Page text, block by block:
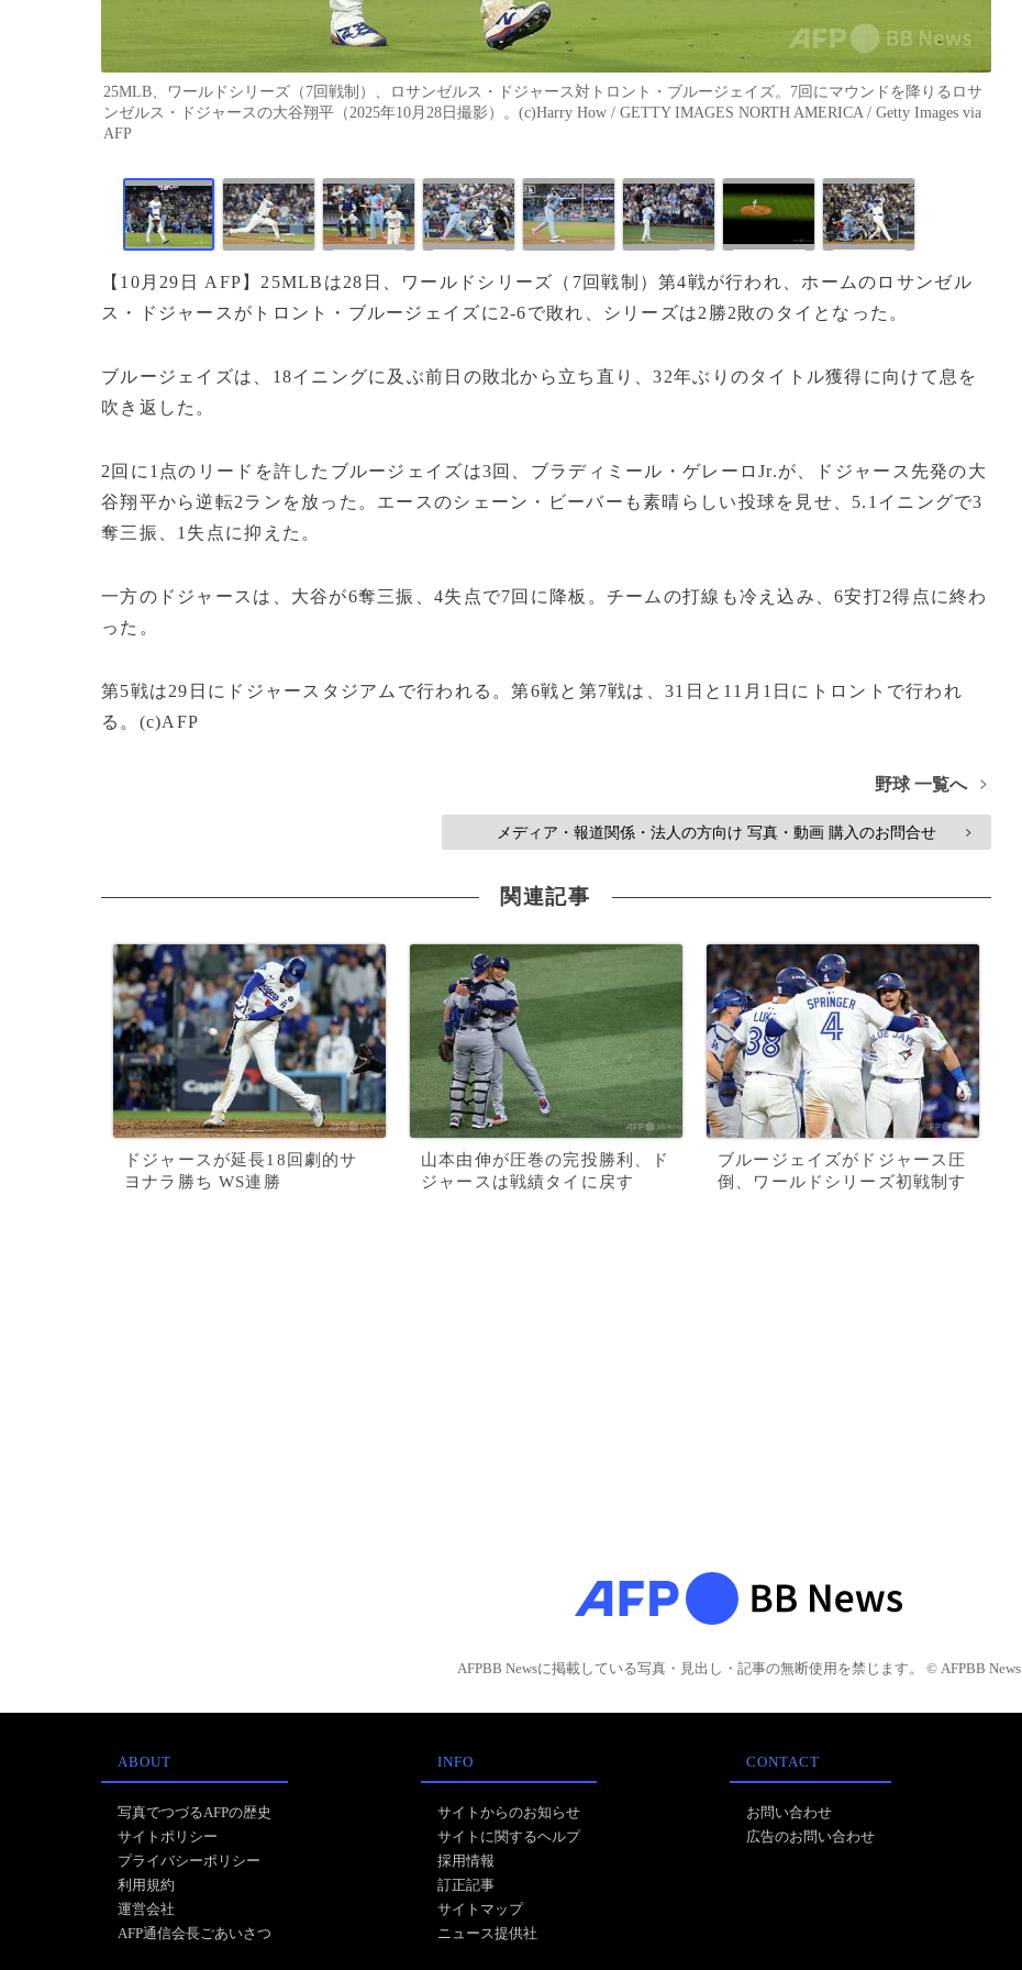
25MLB、ワールドシリーズ（7回戦制）、ロサンゼルス・ドジャース対トロント・ブルージェイズ。7回にマウンドを降りるロサ
ンゼルス・ドジャースの大谷翔平（2025年10月28日撮影）。(c)Harry How / GETTY IMAGES NORTH AMERICA / Getty Images via
AFP
【10月29日 AFP】25MLBは28日、ワールドシリーズ（7回戦制）第4戦が行われ、ホームのロサンゼル
ス・ドジャースがトロント・ブルージェイズに2-6で敗れ、シリーズは2勝2敗のタイとなった。
ブルージェイズは、18イニングに及ぶ前日の敗北から立ち直り、32年ぶりのタイトル獲得に向けて息を
吹き返した。
2回に1点のリードを許したブルージェイズは3回、ブラディミール・ゲレーロJr.が、ドジャース先発の大
谷翔平から逆転2ランを放った。エースのシェーン・ビーバーも素晴らしい投球を見せ、5.1イニングで3
奪三振、1失点に抑えた。
一方のドジャースは、大谷が6奪三振、4失点で7回に降板。チームの打線も冷え込み、6安打2得点に終わ
った。
第5戦は29日にドジャースタジアムで行われる。第6戦と第7戦は、31日と11月1日にトロントで行われ
る。(c)AFP
野球 一覧へ >
メディア・報道関係・法人の方向け 写真・動画 購入のお問合せ >
関連記事
ドジャースが延長18回劇的サ
ヨナラ勝ち WS連勝
山本由伸が圧巻の完投勝利、ド
ジャースは戦績タイに戻す
ブルージェイズがドジャース圧
倒、ワールドシリーズ初戦制す
AFPBB Newsに掲載している写真・見出し・記事の無断使用を禁じます。 © AFPBB News
ABOUT
写真でつづるAFPの歴史
サイトポリシー
プライバシーポリシー
利用規約
運営会社
AFP通信会長ごあいさつ
INFO
サイトからのお知らせ
サイトに関するヘルプ
採用情報
訂正記事
サイトマップ
ニュース提供社
CONTACT
お問い合わせ
広告のお問い合わせ